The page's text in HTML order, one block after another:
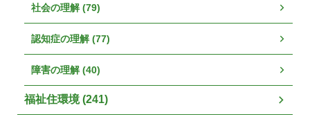
社会の理解 (79)
認知症の理解 (77)
障害の理解 (40)
福祉住環境 (241)